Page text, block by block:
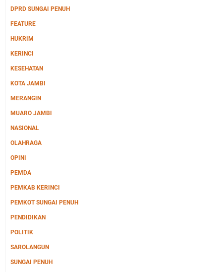
DPRD SUNGAI PENUH
FEATURE
HUKRIM
KERINCI
KESEHATAN
KOTA JAMBI
MERANGIN
MUARO JAMBI
NASIONAL
OLAHRAGA
OPINI
PEMDA
PEMKAB KERINCI
PEMKOT SUNGAI PENUH
PENDIDIKAN
POLITIK
SAROLANGUN
SUNGAI PENUH